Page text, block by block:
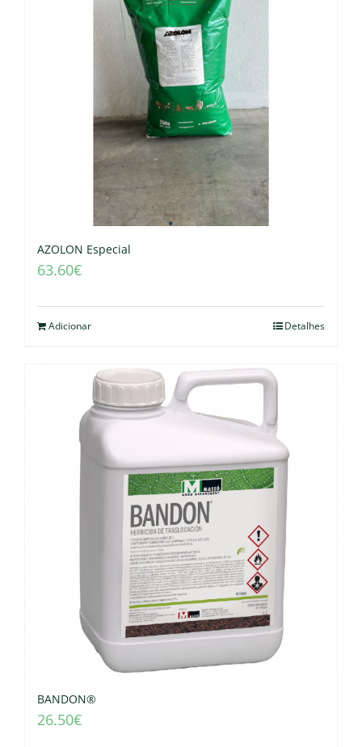
AZOLON Especial
63.60€
Adicionar Detalhes
BANDON®
26.50€